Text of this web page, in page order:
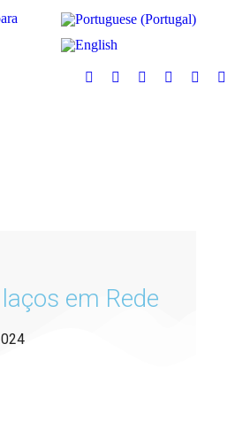
em Rede